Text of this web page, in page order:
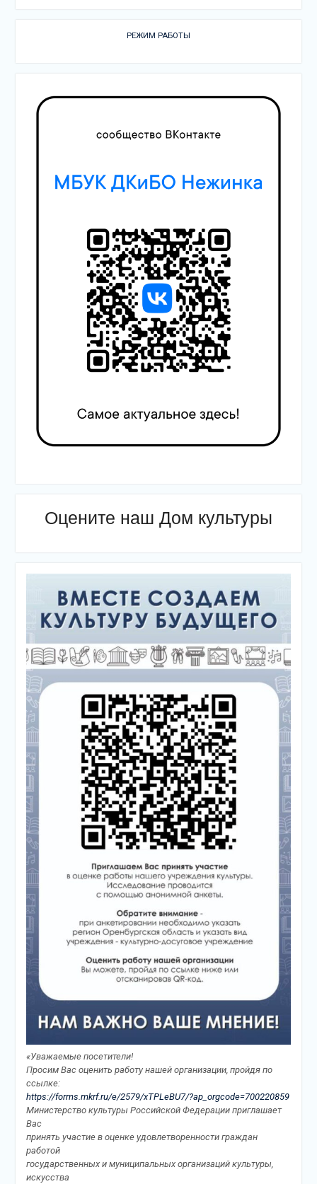
РЕЖИМ РАБОТЫ
Оцените наш Дом культуры
«Уважаемые посетители!
Просим Вас оценить работу нашей организации, пройдя по
ссылке:
https://forms.mkrf.ru/e/2579/xTPLeBU7/?ap_orgcode=700220859
Министерство культуры Российской Федерации приглашает
Вас
принять участие в оценке удовлетворенности граждан
работой
государственных и муниципальных организаций культуры,
искусства